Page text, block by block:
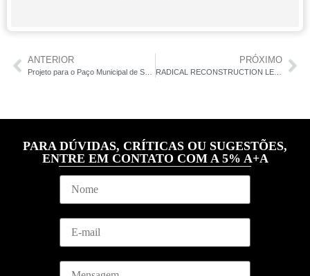
ANTERIOR PRÓXIMO
RADICAL RECONSTRUCTION LEBBEUS WOODS
PARA DÚVIDAS, CRÍTICAS OU SUGESTÕES,
ENTRE EM CONTATO COM A 5% A+A
N
m
*
*
n
s
E
a
lM